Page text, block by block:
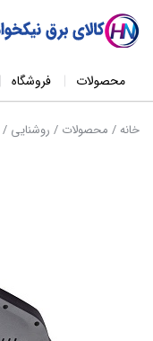
محصولات فروشگاه
خانه/ محصولات / روشنایی /